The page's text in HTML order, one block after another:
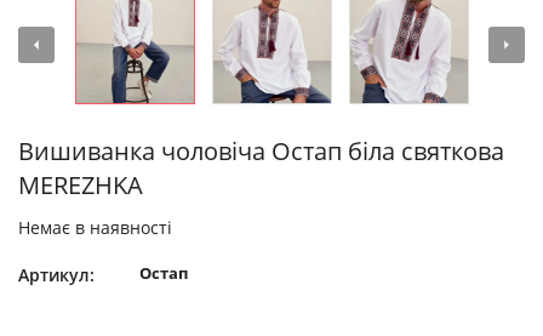
Вишиванка чоловіча Остап біла святкова
MEREZHKA
Немає в наявності
Артикул: Остап